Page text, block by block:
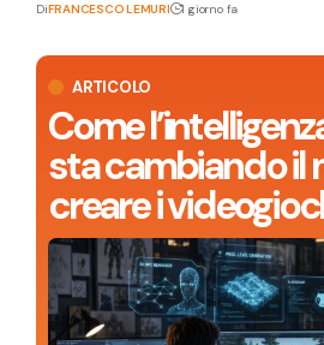
ARTICOLO
Come
sta cambiando il
creare i
DiFRANCESCO LEMURI 1 giorno fa